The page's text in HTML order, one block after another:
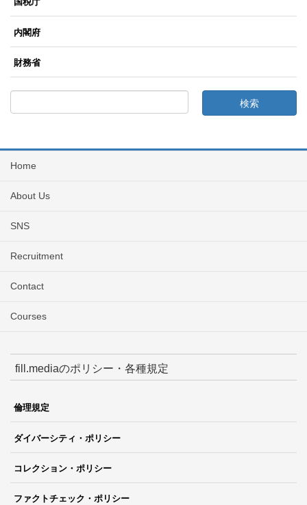
内閣府
財務省
Home
About Us
SNS
Recruitment
Contact
Courses
fill.mediaのポリシー・各種規定
倫理規定
ダイバーシティ・ポリシー
コレクション・ポリシー
ファクトチェック・ポリシー